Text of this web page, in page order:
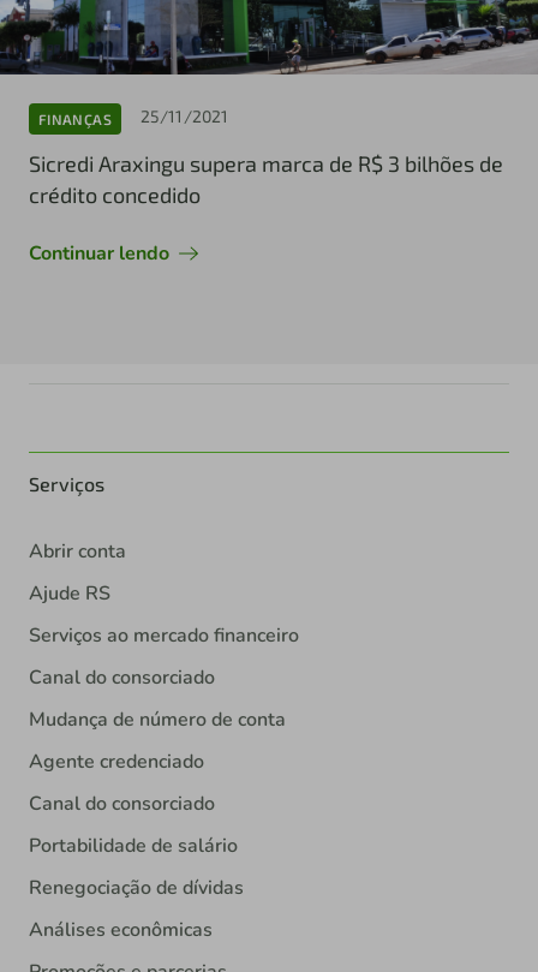
FINANÇAS 25/11/2021
Sicredi Araxingu supera marca de R$ 3 bilhões de
crédito concedido
Continuar lendo
Serviços
Abrir conta
Ajude RS
Serviços ao mercado financeiro
Canal do consorciado
Mudança de número de conta
Agente credenciado
Canal do consorciado
Portabilidade de salário
Renegociação de dívidas
Análises econômicas